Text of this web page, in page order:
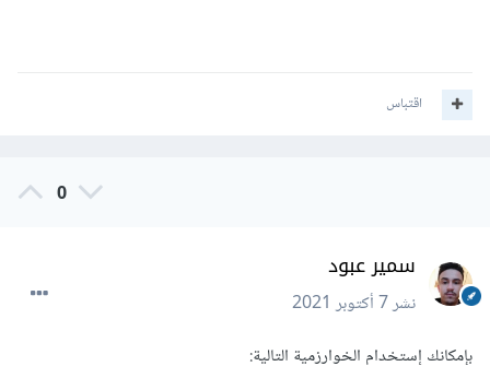
اقتباس
0
سمير عبود
نشر7 أكتوبر 2021
بإمكانك إستخدام الخوارزمية التالية: